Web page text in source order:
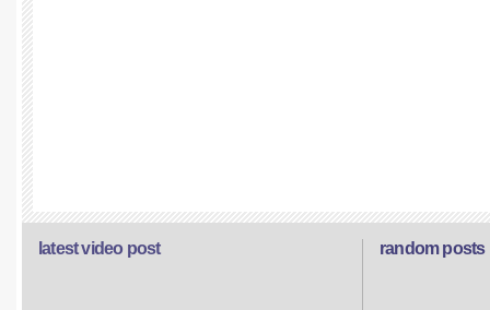
random posts
latest video post